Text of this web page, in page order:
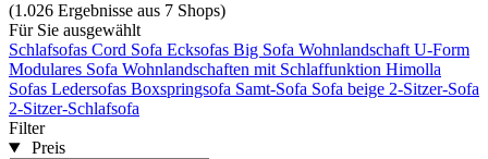
(1.026 Ergebnisse aus 7 Shops)
Für Sie ausgewählt
Schlafsofas Cord Sofa Ecksofas Big Sofa Wohnlandschaft U-Form
Modulares Sofa Wohnlandschaften mit Schlaffunktion Himolla
Sofas Ledersofas Boxspringsofa Samt-Sofa Sofa beige 2-Sitzer-Sofa
2-Sitzer-Schlafsofa
Filter
Preis